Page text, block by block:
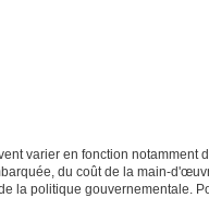
varier en fonction notamment
du coût de la main-
la politique gouvernementale.